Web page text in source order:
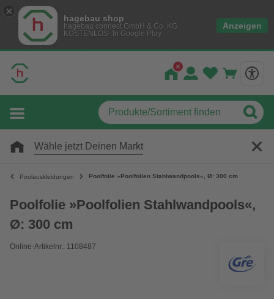
hagebau shop
hagebau connect GmbH & Co. KG
KOSTENLOS- In Google Play
Anzeigen
Wähle jetzt Deinen Markt
Poolauskleidungen Poolfolie »Poolfolien Stahlwandpools«, Ø: 300 cm
Poolfolie »Poolfolien Stahlwandpools«,
Ø: 300 cm
Online-Artikelnr.: 1108487